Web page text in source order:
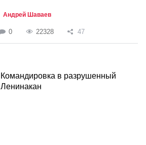
Андрей Шаваев
0 22328 47
Командировка в разрушенный
Ленинакан